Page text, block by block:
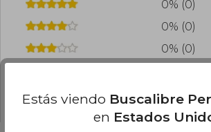
0% (0)
0% (0)
0% (0)
0% (0)
Estás viendo Buscalibre
en Estados